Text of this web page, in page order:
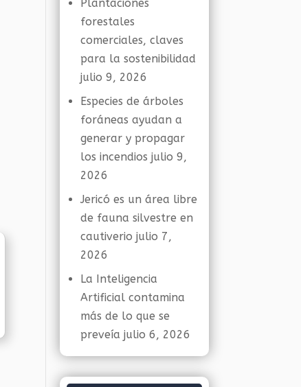
Plantaciones
forestales
comerciales, claves
para la sostenibilidad
julio 9, 2026
Especies de árboles
foráneas ayudan a
generar y propagar
los incendios julio 9,
2026
Jericó es un área libre
de fauna silvestre en
cautiverio julio 7,
2026
La Inteligencia
Artificial contamina
más de lo que se
preveía julio 6, 2026